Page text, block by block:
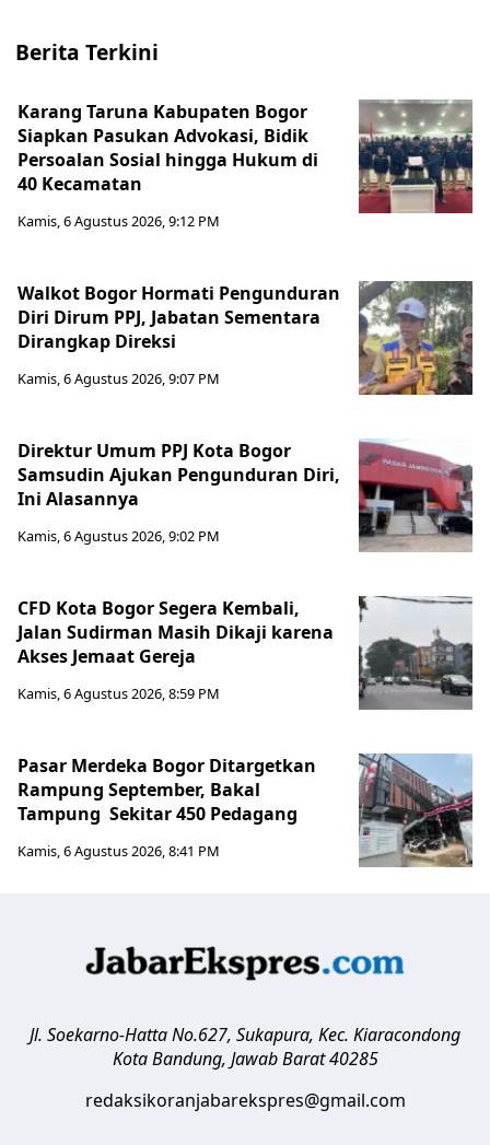
Berita Terkini
Karang Taruna Kabupaten Bogor
Siapkan Pasukan Advokasi, Bidik
Persoalan Sosial hingga Hukum di
40 Kecamatan
Kamis, 6 Agustus 2026, 9:12 PM
Walkot Bogor Hormati Pengunduran
Diri Dirum PPJ, Jabatan Sementara
Dirangkap Direksi
Kamis, 6 Agustus 2026, 9:07 PM
Direktur Umum PPJ Kota Bogor
Samsudin Ajukan Pengunduran Diri,
Ini Alasannya
Kamis, 6 Agustus 2026, 9:02 PM
CFD Kota Bogor Segera Kembali,
Jalan Sudirman Masih Dikaji karena
Akses Jemaat Gereja
Kamis, 6 Agustus 2026, 8:59 PM
Pasar Merdeka Bogor Ditargetkan
Rampung September, Bakal
Tampung Sekitar 450 Pedagang
Kamis, 6 Agustus 2026, 8:41 PM
Jl. Soekarno-Hatta No.627, Sukapura, Kec. Kiaracondong
Kota Bandung, Jawab Barat 40285
redaksikoranjabarekspres@gmail.com